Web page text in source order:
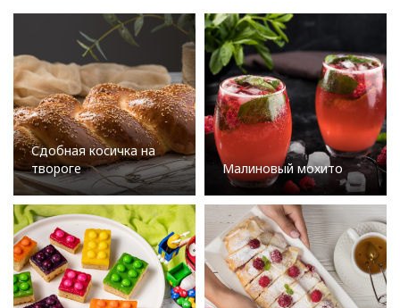
Сдобная косичка на
твороге
Малиновый мохито